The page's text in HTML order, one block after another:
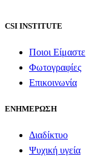
CSI INSTITUTE
Ποιοι Είμαστε
Φωτογραφίες
Επικοινωνία
ΕΝΗΜΕΡΩΣΗ
Διαδίκτυο
Ψυχική υγεία